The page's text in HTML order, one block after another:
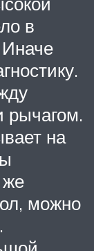
в
рычагом.
на
можно